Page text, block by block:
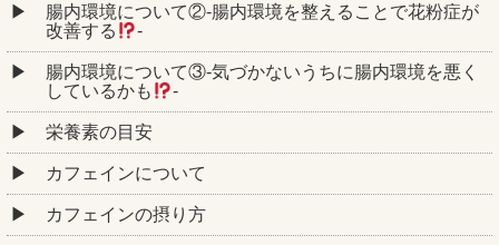
腸内環境について②‐腸内環境を整えることで花粉症が
改善する
‐
腸内環境について③‐気づかないうちに腸内環境を悪く
しているかも
‐
栄養素の目安
カフェインについて
カフェインの摂り方